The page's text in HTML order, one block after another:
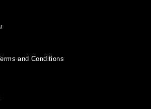
and Conditions